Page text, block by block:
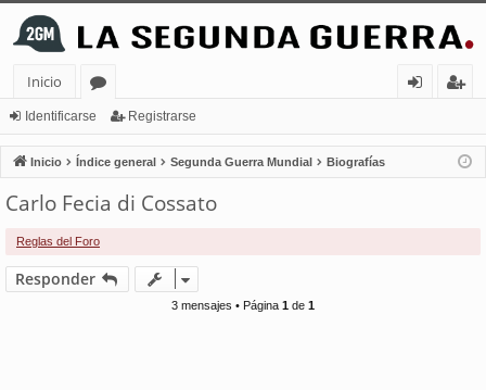
Inicio
or
os
nt
ifi
ist
ra
Identificarse Registrarse
Inicio Índice general Segunda Guerra Mundial Biografías
Carlo Fecia di Cossato
Reglas del Foro
Responder
3 mensajes • Página 1 de 1